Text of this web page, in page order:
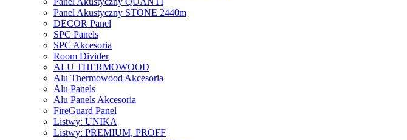
Panel Akustyczny STONE 2440m
DECOR Panel
SPC Panels
SPC Akcesoria
Room Divider
ALU THERMOWOOD
Alu Thermowood Akcesoria
Alu Panels
Alu Panels Akcesoria
FireGuard Panel
Listwy: UNIKA
Listwy: PREMIUM, PROFF